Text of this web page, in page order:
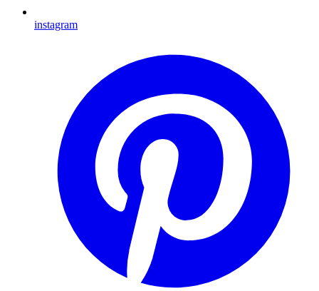
instagram